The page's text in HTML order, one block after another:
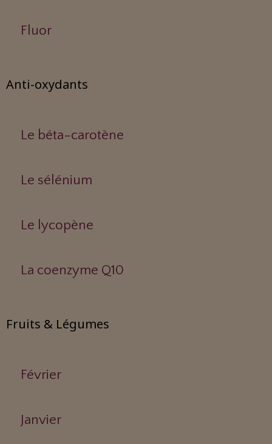
Fluor
Anti-oxydants
Le béta-carotène
Le sélénium
Le lycopène
La coenzyme Q10
Fruits & Légumes
Février
Janvier